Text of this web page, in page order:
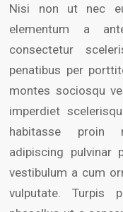
Nisi non ut nec
elementum a
consectetur
penatibus per
montes sociosqu
imperdiet
habitasse proin
adipiscing pulvinar
vestibulum a cum
vulputate. Turpis